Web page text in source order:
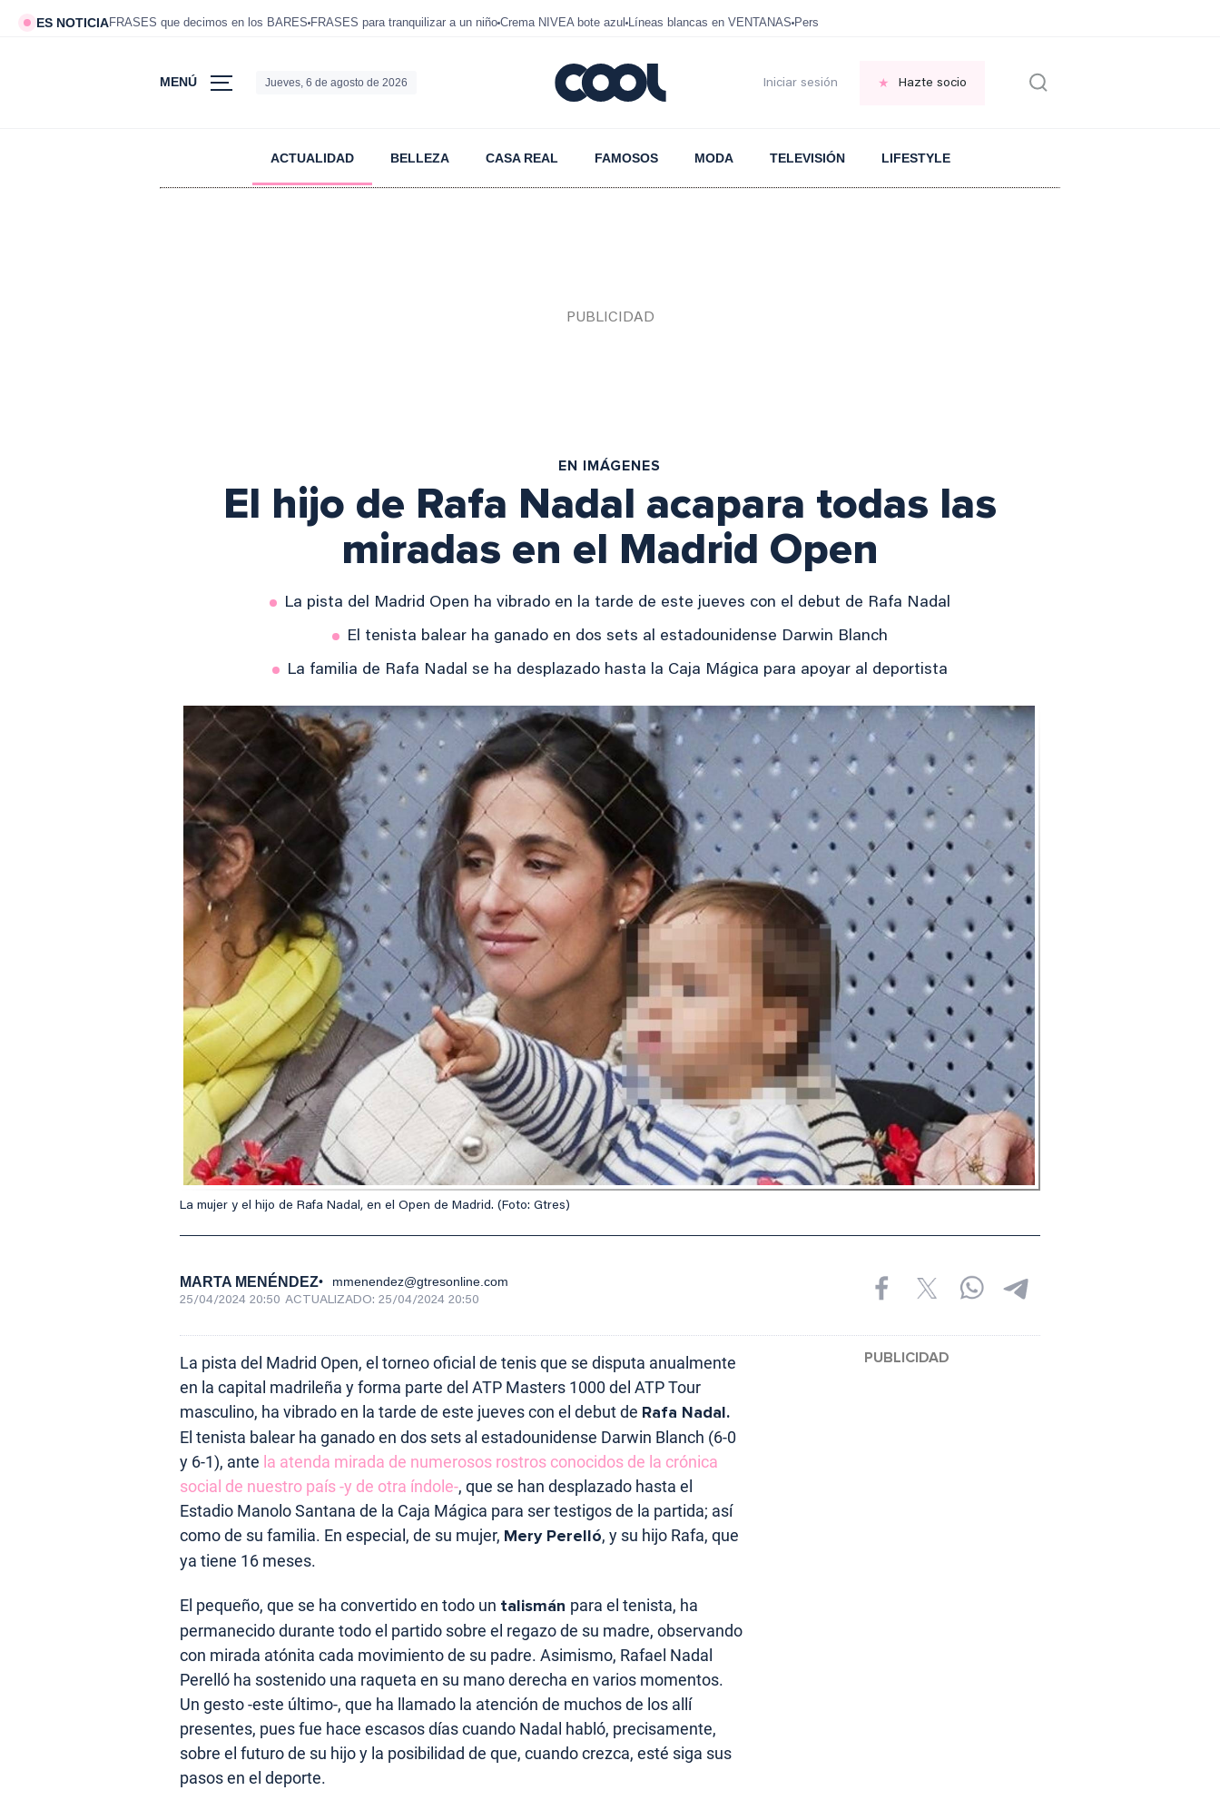
ES NOTICIAFRASES que decimos en los BARES FRASES para tranquilizar a un niño Crema NIVEA bote azul Líneas blancas en VENTANAS Personas que piden PERDÓN por todo
MENÚ Jueves, 6 de agosto de 2026 Iniciar sesión Hazte socio
ACTUALIDAD BELLEZA CASA REAL FAMOSOS MODA TELEVISIÓN LIFESTYLE
EN IMÁGENES
El hijo de Rafa Nadal acapara todas las
miradas en el Madrid Open
La pista del Madrid Open ha vibrado en la tarde de este jueves con el debut de Rafa Nadal
El tenista balear ha ganado en dos sets al estadounidense Darwin Blanch
La familia de Rafa Nadal se ha desplazado hasta la Caja Mágica para apoyar al deportista
La mujer y el hijo de Rafa Nadal, en el Open de Madrid. (Foto: Gtres)
MARTA MENÉNDEZ mmenendez@gtresonline.com
25/04/2024 20:50 ACTUALIZADO: 25/04/2024 20:50
La pista del Madrid Open, el torneo oficial de tenis que se disputa anualmente
en la capital madrileña y forma parte del ATP Masters 1000 del ATP Tour
masculino, ha vibrado en la tarde de este jueves con el debut de Rafa Nadal.
El tenista balear ha ganado en dos sets al estadounidense Darwin Blanch (6-0
y 6-1), ante la atenda mirada de numerosos rostros conocidos de la crónica
social de nuestro país -y de otra índole-, que se han desplazado hasta el
Estadio Manolo Santana de la Caja Mágica para ser testigos de la partida; así
como de su familia. En especial, de su mujer, Mery Perelló, y su hijo Rafa, que
ya tiene 16 meses.
El pequeño, que se ha convertido en todo un talismán para el tenista, ha
permanecido durante todo el partido sobre el regazo de su madre, observando
con mirada atónita cada movimiento de su padre. Asimismo, Rafael Nadal
Perelló ha sostenido una raqueta en su mano derecha en varios momentos.
Un gesto -este último-, que ha llamado la atención de muchos de los allí
presentes, pues fue hace escasos días cuando Nadal habló, precisamente,
sobre el futuro de su hijo y la posibilidad de que, cuando crezca, esté siga sus
pasos en el deporte.